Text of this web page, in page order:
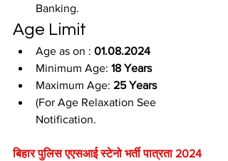
Banking.
Age Limit
Age as on : 01.08.2024
Minimum Age: 18 Years
Maximum Age: 25 Years
(For Age Relaxation See
Notification.
बिहार पुलिस एएसआई स्टेनो भर्ती पात्रता 2024